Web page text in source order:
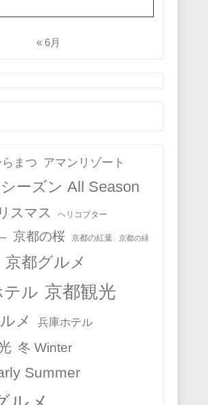
« 6月
らまつ アマンリゾート
ーズン All Season
スマス ヘリコプター
京都の桜 京都の紅葉 京都の緑
京都グルメ
テル 京都観光
メ 兵庫ホテル
冬 Winter
Summer